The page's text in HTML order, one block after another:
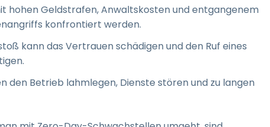
hohen Geldstrafen, Anwaltskosten und entgangenem
konfrontiert werden.
kann das Vertrauen schädigen und den Ruf eines
den Betrieb lahmlegen, Dienste stören und zu langen